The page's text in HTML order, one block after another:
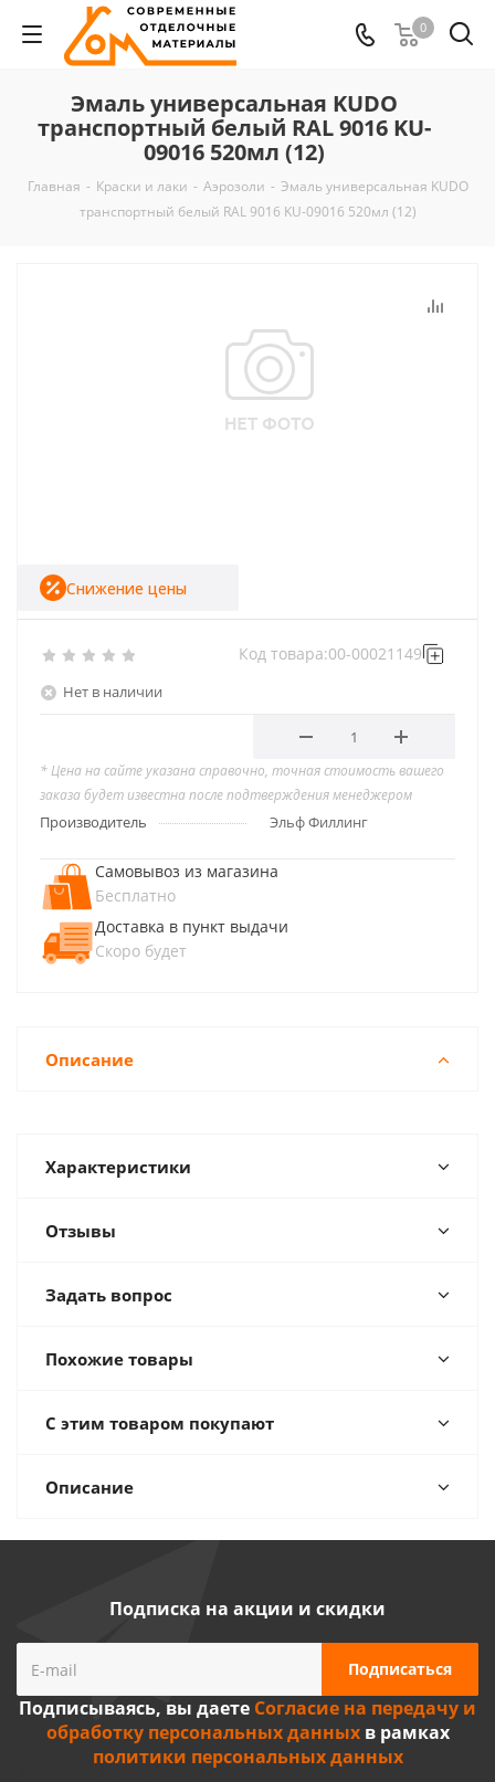
0
Эмаль универсальная KUDO
транспортный белый RAL 9016 KU-
09016 520мл (12)
Главная - Краски и лаки - Аэрозоли - Эмаль универсальная KUDO
транспортный белый RAL 9016 KU-09016 520мл (12)
Нет в наличии
Код товара:00-00021149
Снижение цены
* Цена на сайте указана справочно, точная стоимость вашего
заказа будет известна после подтверждения менеджером
Производитель Эльф Филлинг
Самовывоз из магазина
Бесплатно
Доставка в пункт выдачи
Скоро будет
Описание
Характеристики
Отзывы
Задать вопрос
Похожие товары
С этим товаром покупают
Описание
Подписка на акции и скидки
Подписываясь, вы даете Согласие на передачу и
обработку персональных данныхв рамках
политики персональных данных